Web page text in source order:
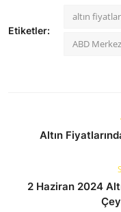
Etiketler:
altın
ABD
Altın
2 Haziran 2024